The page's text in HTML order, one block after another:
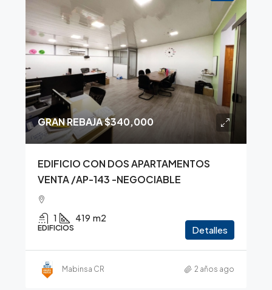
GRAN REBAJA$340,000
EDIFICIO CON DOS APARTAMENTOS
VENTA /AP-143 -NEGOCIABLE
1 419 m2
EDIFICIOS Detalles
Mabinsa CR 2 años ago